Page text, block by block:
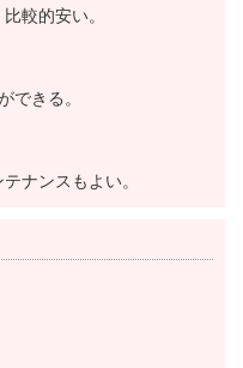
実した設備、この価
十分あります。
あり、全体難易度が
。
較的安い。
できる。
ナンスもよい。